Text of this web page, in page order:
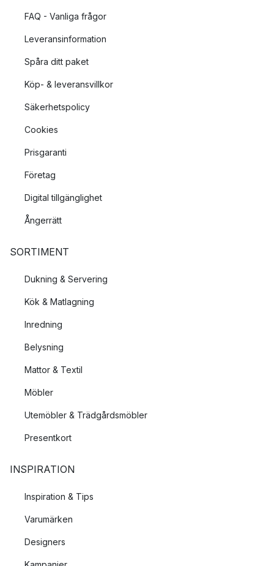
FAQ - Vanliga frågor
Leveransinformation
Spåra ditt paket
Köp- & leveransvillkor
Säkerhetspolicy
Cookies
Prisgaranti
Företag
Digital tillgänglighet
Ångerrätt
SORTIMENT
Dukning & Servering
Kök & Matlagning
Inredning
Belysning
Mattor & Textil
Möbler
Utemöbler & Trädgårdsmöbler
Presentkort
INSPIRATION
Inspiration & Tips
Varumärken
Designers